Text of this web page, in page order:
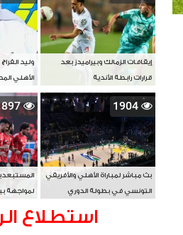
إيقافات الزمالك وبيراميدز بعد
قرارات رابطة الأندية
وليد
الأهلي
بطل آسيا
1904
بث مباشر لمباراة الأهلي والأفريقي
التونسي في بطولة الدوري لمواجهة
استطلاع